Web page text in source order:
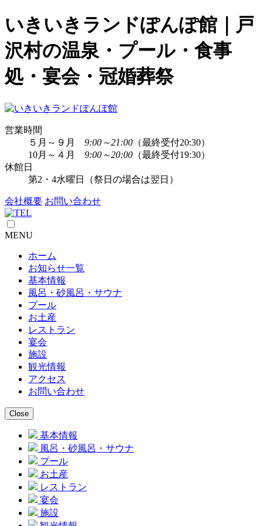
いきいきランドぽんぽ館｜戸
沢村の温泉・プール・食事
処・宴会・冠婚葬祭
営業時間
５月～９月 9:00～21:00 （最終受付20:30）
10月～４月 9:00～20:00 （最終受付19:30）
休館日
第2・4水曜日（祭日の場合は翌日）
会社概要 お問い合わせ
MENU
ホーム
お知らせ一覧
基本情報
風呂・砂風呂・サウナ
プール
お土産
レストラン
宴会
施設
観光情報
アクセス
お問い合わせ
基本情報
風呂・砂風呂・サウナ
プール
お土産
レストラン
宴会
施設